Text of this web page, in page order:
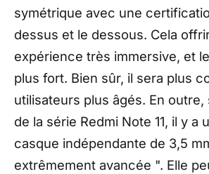
symétrique avec une
dessus et le dessous. Cela
expérience très immersive, et
plus fort. Bien sûr, il sera plus
utilisateurs plus âgés. En
de la série Redmi Note 11, il y a
casque indépendante de 3,5
extrêmement avancée ". Elle